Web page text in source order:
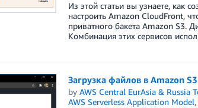
Из этой статьи вы узнаете, как
настроить Amazon CloudFront,
приватного бакета Amazon S3.
Комбинация этих сервисов
Загрузка файлов в Amazon
by AWS Central EurAsia & Russia
AWS Serverless Application Model,